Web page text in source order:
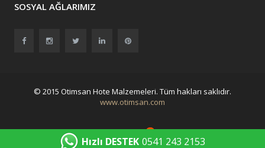
SOSYAL AĞLARIMIZ
© 2015 Otimsan Hote Malzemeleri. Tüm hakları saklıdır.
www.otimsan.com
Hızlı DESTEK 0541 243 2153